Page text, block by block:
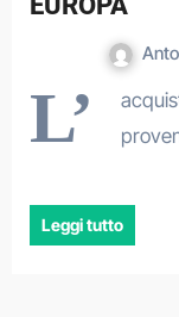
L’
Leggi tutto